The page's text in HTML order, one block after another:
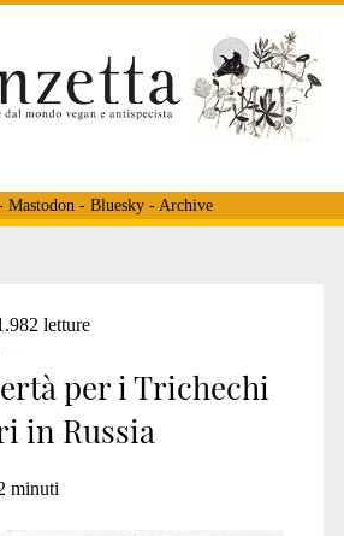
Mastodon - Bluesky- Archive
span>
letture
per i Trichechi
in Russia
minuti